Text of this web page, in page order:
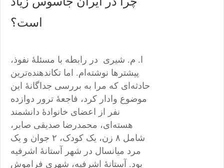
است؟
ا. م. شیری در رابطه با مسئلۀ نفوذ،
پیشترها نوشته‌ام. اما تکاندهنده‌ترین
حادثه‌ای که مرا به بررسی جداگانۀ این
موضوع وادار کرد، فاجعۀ ترور دوازده
نفر از اعضای خانوادۀ دانشمند
هسته‌ای، محمدرضا صدیقی صابر،
شامل ٨ زن، یک کودک، ٢ جوان و یک
مرد میانسال در شهر آستانۀ اشرفیه
بود. آستانۀ اشرفیه، شهری فراموش